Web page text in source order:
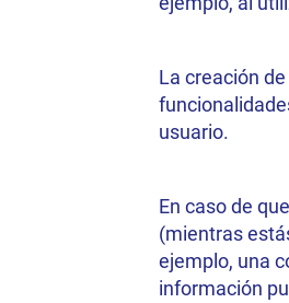
La creación
usuario.
En caso de
(mientras
ejemplo, una
información